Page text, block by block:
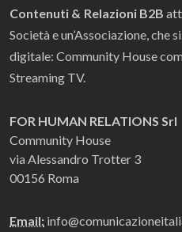
Contenuti & Relazioni B2B
Società e un’Associazione, che
digitale: Community House
Streaming TV.
FOR HUMAN RELATIONS Srl
Community House
via Alessandro Trotter 3
00156 Roma
Email: